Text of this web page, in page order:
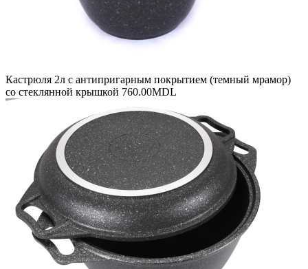
Кастрюля 2л с антипригарным покрытием (темный мрамор)
со стеклянной крышкой 760.00MDL